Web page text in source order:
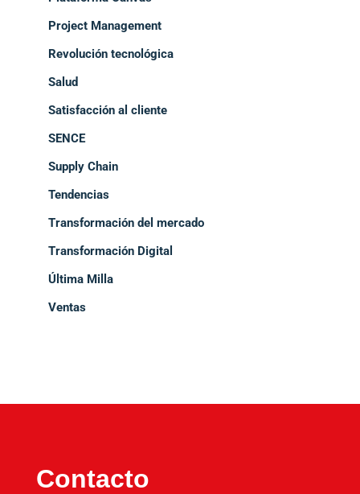
Project Management
Revolución tecnológica
Salud
Satisfacción al cliente
SENCE
Supply Chain
Tendencias
Transformación del mercado
Transformación Digital
Última Milla
Ventas
Contacto